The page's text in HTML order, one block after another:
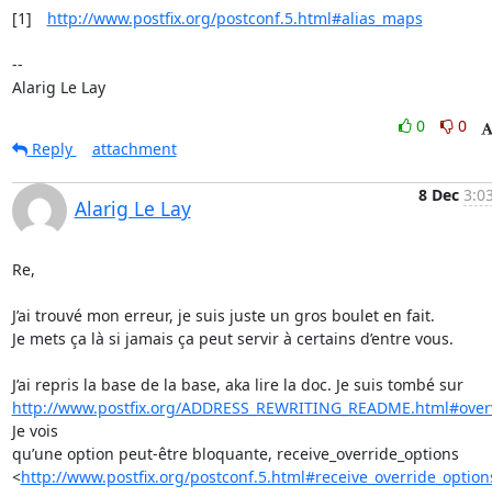
http://www.postfix.org/postconf.5.html#alias_maps
--
Alarig Le Lay
0
0
Reply
attachment
Alarig Le Lay
8 Dec
Re,
J’ai trouvé mon erreur, je suis juste un gros boulet en fait.
Je mets ça là si jamais ça peut servir à certains d’entre vous.
J’ai repris la base de la base, aka lire la doc. Je suis tombé sur
http://www.postfix.org/
Je vois
qu’une option peut-être bloquante, receive_override_options
<http://www.postfix.org/